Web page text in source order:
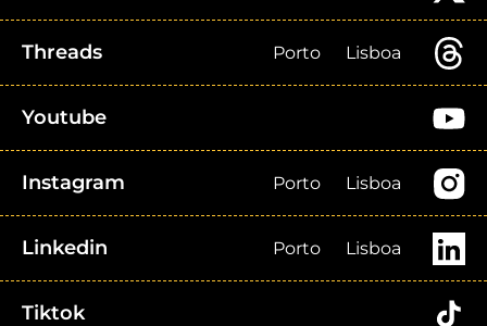
Threads Porto Lisboa
Youtube
Instagram Porto Lisboa
Linkedin Porto Lisboa
Tiktok